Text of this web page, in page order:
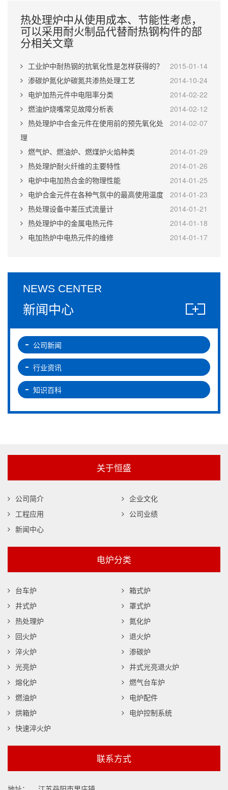
热处理炉中从使用成本、节能性考虑，
可以采用耐火制品代替耐热钢构件的部
分相关文章
2015-01-14
工业炉中耐热钢的抗氧化性是怎样获得的？
2014-10-24
渗碳炉氮化炉碳氮共渗热处理工艺
2014-02-22
电炉加热元件中电阻率分类
2014-02-12
燃油炉烧嘴常见故障分析表
2014-02-07
热处理炉中合金元件在使用前的预先氧化处
理
2014-01-29
燃气炉、燃油炉、燃煤炉火焰种类
2014-01-26
热处理炉耐火纤维的主要特性
2014-01-25
电炉中电加热合金的物理性能
2014-01-23
电炉合金元件在各种气氛中的最高使用温度
2014-01-21
热处理设备中差压式流量计
2014-01-18
热处理炉中的金属电热元件
2014-01-17
电加热炉中电热元件的维修
NEWS CENTER
新闻中心
公司新闻
行业资讯
知识百科
关于恒盛
公司简介
企业文化
工程应用
公司业绩
新闻中心
电炉分类
台车炉
箱式炉
井式炉
罩式炉
热处理炉
氮化炉
回火炉
退火炉
淬火炉
渗碳炉
光亮炉
井式光亮退火炉
熔化炉
燃气台车炉
燃油炉
电炉配件
烘箱炉
电炉控制系统
快速淬火炉
联系方式